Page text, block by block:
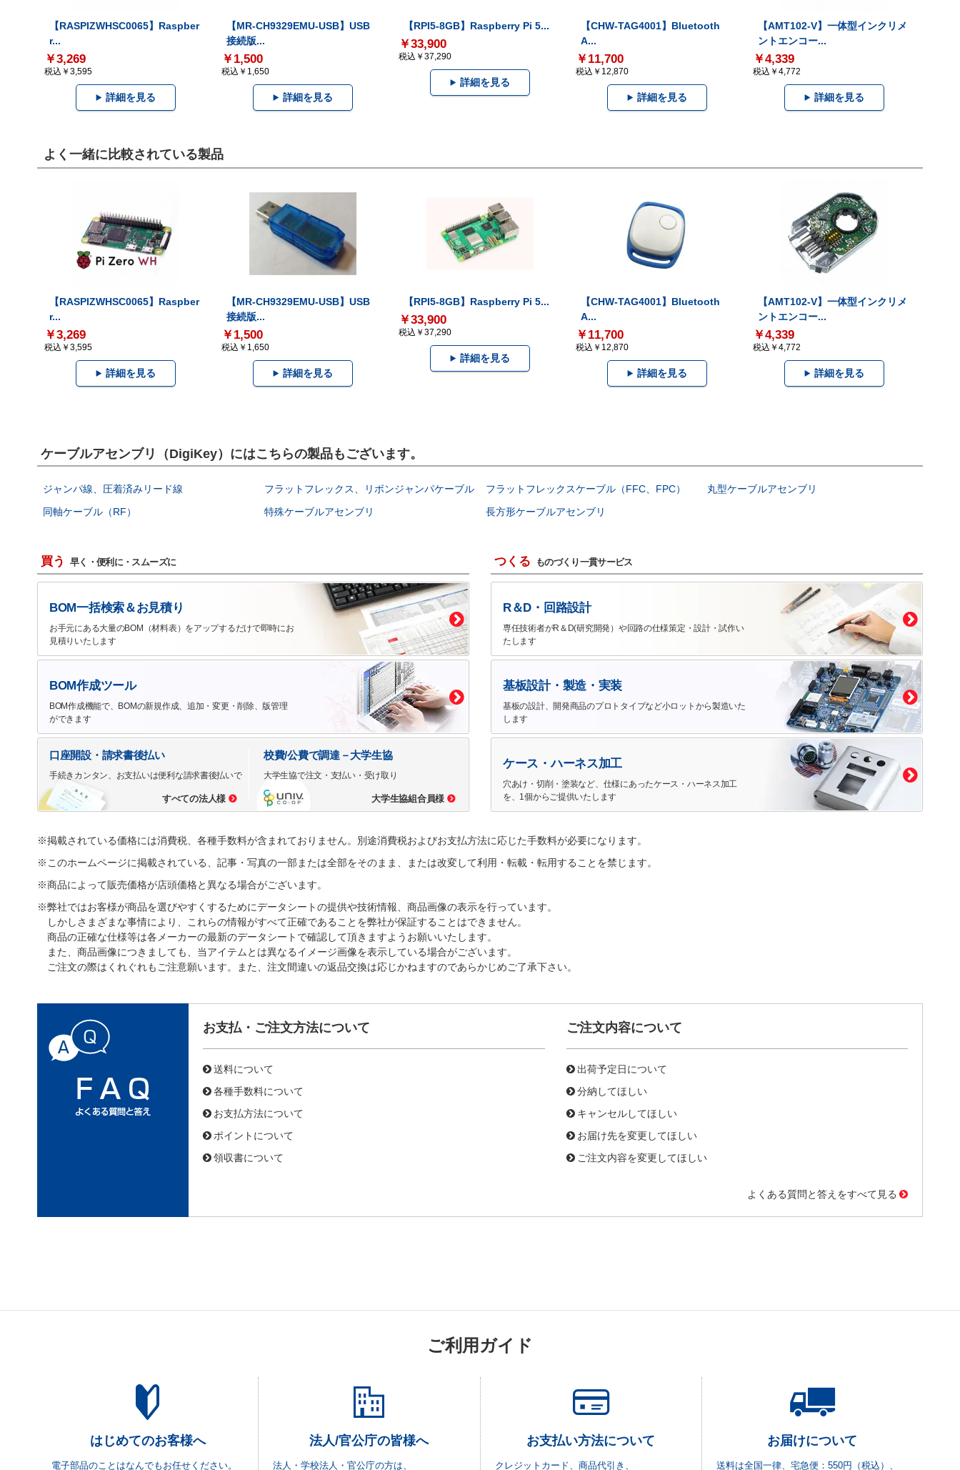
【RASPIZWHSC0065】Raspber
r...
￥3,269
税込￥3,595
詳細を見る
【MR-CH9329EMU-USB】USB
接続版...
￥1,500
税込￥1,650
詳細を見る
【RPI5-8GB】Raspberry Pi 5...
￥33,900
税込￥37,290
詳細を見る
【CHW-TAG4001】Bluetooth
A...
￥11,700
税込￥12,870
詳細を見る
【AMT102-V】一体型インクリメ
ントエンコー...
￥4,339
税込￥4,772
詳細を見る
よく一緒に比較されている製品
【RASPIZWHSC0065】Raspber
r...
￥3,269
税込￥3,595
詳細を見る
【MR-CH9329EMU-USB】USB
接続版...
￥1,500
税込￥1,650
詳細を見る
【RPI5-8GB】Raspberry Pi 5...
￥33,900
税込￥37,290
詳細を見る
【CHW-TAG4001】Bluetooth
A...
￥11,700
税込￥12,870
詳細を見る
【AMT102-V】一体型インクリメ
ントエンコー...
￥4,339
税込￥4,772
詳細を見る
ケーブルアセンブリ（DigiKey）にはこちらの製品もございます。
ジャンパ線、圧着済みリード線 フラットフレックス、リボンジャンパケーブル フラットフレックスケーブル（FFC、FPC）
丸型ケーブルアセンブリ
同軸ケーブル（RF）
特殊ケーブルアセンブリ 長方形ケーブルアセンブリ
買う 早く・便利に・スムーズに
BOM一括検索＆お見積り
お手元にある大量のBOM（材料表）をアップするだけで即時にお
見積りいたします
BOM作成ツール
BOM作成機能で、BOMの新規作成、追加・変更・削除、版管理
ができます
口座開設・請求書後払い
手続きカンタン、お支払いは便利な請求書後払いで
すべての法人様
校費/公費で調達－大学生協
大学生協で注文・支払い・受け取り
大学生協組合員様
つくる ものづくり一貫サービス
R＆D・回路設計
専任技術者がR＆D(研究開発）や回路の仕様策定・設計・試作い
たします
基板設計・製造・実装
基板の設計、開発商品のプロトタイプなど小ロットから製造いた
します
ケース・ハーネス加工
穴あけ・切削・塗装など、仕様にあったケース・ハーネス加工
を、1個からご提供いたします
※掲載されている価格には消費税、各種手数料が含まれておりません。別途消費税およびお支払方法に応じた手数料が必要になります。
※このホームページに掲載されている、記事・写真の一部または全部をそのまま、または改変して利用・転載・転用することを禁じます。
※商品によって販売価格が店頭価格と異なる場合がございます。
※弊社ではお客様が商品を選びやすくするためにデータシートの提供や技術情報、商品画像の表示を行っています。
しかしさまざまな事情により、これらの情報がすべて正確であることを弊社が保証することはできません。
商品の正確な仕様等は各メーカーの最新のデータシートで確認して頂きますようお願いいたします。
また、商品画像につきましても、当アイテムとは異なるイメージ画像を表示している場合がございます。
ご注文の際はくれぐれもご注意願います。また、注文間違いの返品交換は応じかねますのであらかじめご了承下さい。
お支払・ご注文方法について
送料について
各種手数料について
お支払方法について
ポイントについて
領収書について
ご注文内容について
出荷予定日について
分納してほしい
キャンセルしてほしい
お届け先を変更してほしい
ご注文内容を変更してほしい
よくある質問と答えをすべて見る
ご利用ガイド
はじめてのお客様へ
電子部品のことはなんでもお任せください。
法人/官公庁の皆様へ
法人・学校法人・官公庁の方は、
お支払い方法について
クレジットカード、商品代引き、
お届けについて
送料は全国一律、宅急便：550円（税込）、